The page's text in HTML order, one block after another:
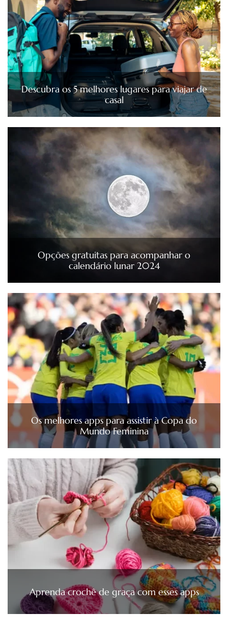
Descubra os 5 melhores lugares para viajar de
casal
Opções gratuitas para acompanhar o
calendário lunar 2024
Os melhores apps para assistir à Copa do
Mundo Feminina
Aprenda crochê de graça com esses apps